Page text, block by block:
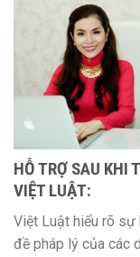
HỖ TRỢ SAU KHI
VIỆT LUẬT:
Việt Luật hiểu rõ sự
đề pháp lý của các